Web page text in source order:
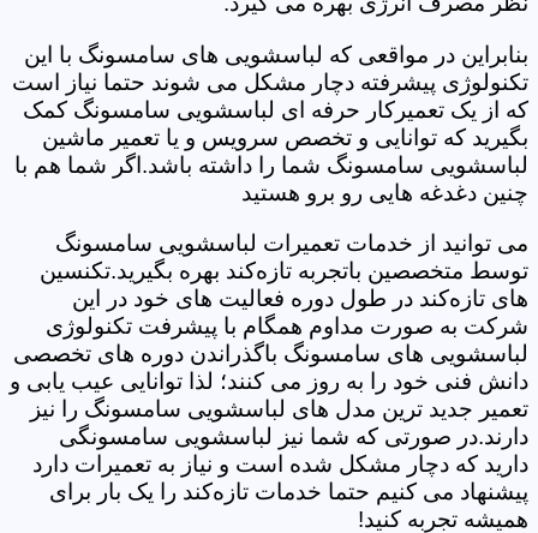
بنابراین در مواقعی که لباسشویی های سامسونگ با این
تکنولوژی پیشرفته دچار مشکل می شوند حتما نیاز است
که از یک تعمیرکار حرفه ای لباسشویی سامسونگ کمک
بگیرید که توانایی و تخصص سرویس و یا تعمیر ماشین
لباسشویی سامسونگ شما را داشته باشد.اگر شما هم با
چنین دغدغه هایی رو برو هستید
می توانید از خدمات تعمیرات لباسشویی سامسونگ
توسط متخصصین باتجربه تازه‌کند بهره بگیرید.تکنسین
های تازه‌کند در طول دوره فعالیت های خود در این
شرکت به صورت مداوم همگام با پیشرفت تکنولوژی
لباسشویی های سامسونگ باگذراندن دوره های تخصصی
دانش فنی خود را به روز می کنند؛ لذا توانایی عیب یابی و
تعمیر جدید ترین مدل های لباسشویی سامسونگ را نیز
دارند.در صورتی که شما نیز لباسشویی سامسونگی
دارید که دچار مشکل شده است و نیاز به تعمیرات دارد
پیشنهاد می کنیم حتما خدمات تازه‌کند را یک بار برای
همیشه تجربه کنید!